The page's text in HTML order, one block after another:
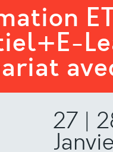
27 |